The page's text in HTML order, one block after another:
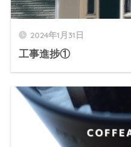
2024年1月31日
工事進捗①